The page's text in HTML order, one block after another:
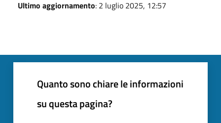
Ultimo aggiornamento: 2 luglio 2025, 12:57
Quanto sono chiare le informazioni
su questa pagina?